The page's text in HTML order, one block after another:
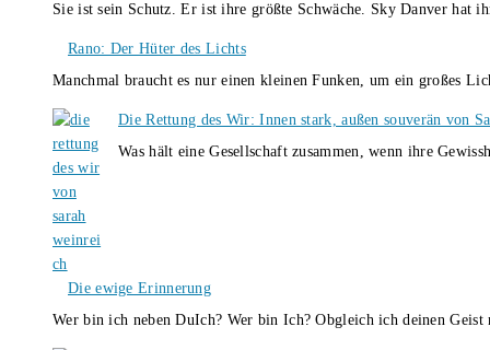
Sie ist sein Schutz. Er ist ihre größte Schwäche. Sky Danver
Rano: Der Hüter des Lichts
Manchmal braucht es nur einen kleinen Funken, um ein großes
Die Rettung des Wir: Innen stark, außen souverän von
Was hält eine Gesellschaft zusammen, wenn ihre
Die ewige Erinnerung
Wer bin ich neben DuIch? Wer bin Ich? Obgleich ich deinen